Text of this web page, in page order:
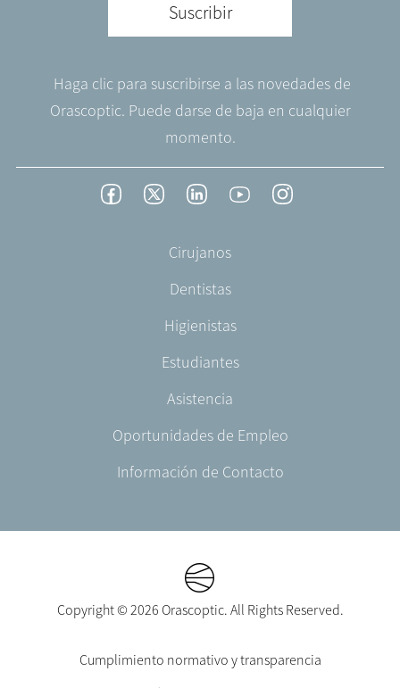
Suscribir
Haga clic para suscribirse a las novedades de
Orascoptic. Puede darse de baja en cualquier
momento.
FacebookTwitterLinkedInYouTubeInstagram
Cirujanos
Dentistas
Higienistas
Estudiantes
Asistencia
Oportunidades de Empleo
Información de Contacto
Copyright © 2026 Orascoptic. All Rights Reserved.
Cumplimiento normativo y transparencia